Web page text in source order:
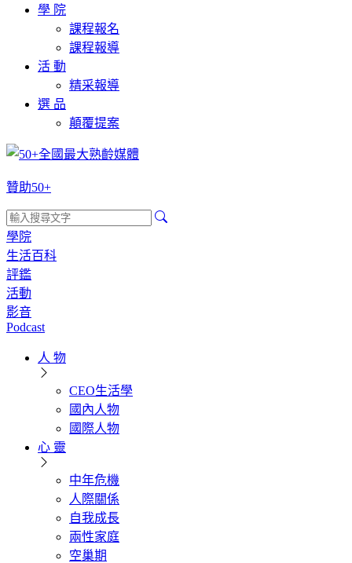
學 院
課程報名
課程報導
活 動
精采報導
選 品
顛覆提案
贊助50+
學院
生活百科
評鑑
活動
影音
Podcast
人 物
CEO生活學
國內人物
國際人物
心 靈
中年危機
人際關係
自我成長
兩性家庭
空巢期